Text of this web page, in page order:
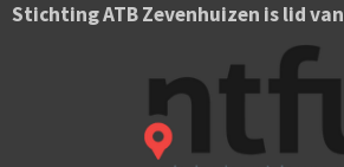
Stichting ATB Zevenhuizen is lid van